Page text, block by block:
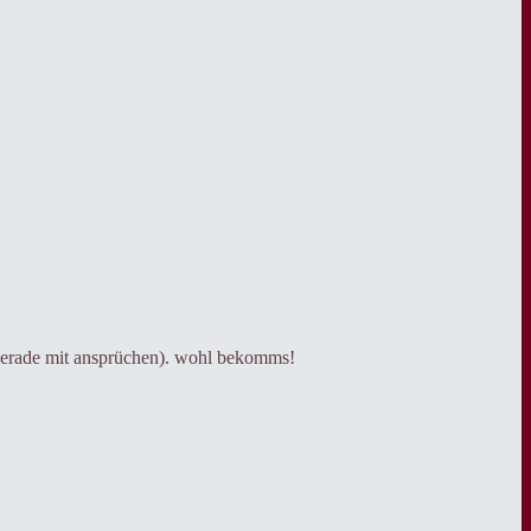
mit ansprüchen). wohl bekomms!